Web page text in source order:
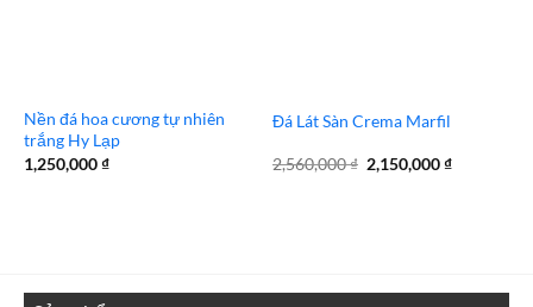
Nền đá hoa cương tự nhiên
trắng Hy Lạp
1,250,000₫
Đá Lát Sàn Crema Marfil
2,560,000₫ Giá
gốc
2,150,000₫Giá